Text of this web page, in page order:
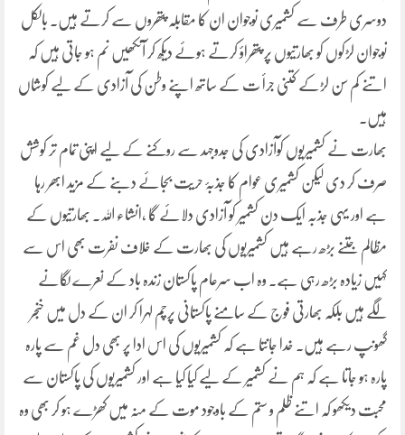
دوسری طرف سے کشمیری نوجوان ان کا مقابلہ پتھروں سے کرتے ہیں۔ بالکل
نوجوان لڑکوں کو بھارتیوں پر پتھراؤ کرتے ہوئے دیکھ کر آنکھیں نم ہو جاتی ہیں کہ
اتنے کم سن لڑکے کتنی جرأ ت کے ساتھ اپنے وطن کی آزادی کے لیے کوشاں
ہیں۔
بھارت نے کشمیریوں کوآزادی کی جدوجہد سے روکنے کے لیے اپنی تمام تر کوشش
صرف کر دی لیکن کشمیری عوام کا جذبۂ حریت بجائے دبنے کے مزید ابھر رہا
ہے اور یہی جذبہ ایک دن کشمیر کو آزادی دلائے گا ،انشاء اللہ۔ بھارتیوں کے
مظالم جتنے بڑھ رہے ہیں کشمیریوں کی بھارت کے خلاف نفرت بھی اس سے
کہیں زیادہ بڑھ رہی ہے۔ وہ اب سرعام پاکستان زندہ باد کے نعرے لگانے
لگے ہیں بلکہ بھارتی فوج کے سامنے پاکستانی پرچم لہرا کر ان کے دل میں خنجر
گھونپ رہے ہیں۔ خدا جانتا ہے کہ کشمیریوں کی اس ادا پر بھی دل غم سے پارہ
پارہ ہو جاتا ہے کہ ہم نے کشمیر کے لیے کیا کیا ہے اور کشمیریوں کی پاکستان سے
محبت دیکھو کہ اتنے ظلم و ستم کے باوجود موت کے منہ میں کھڑے ہو کر بھی وہ